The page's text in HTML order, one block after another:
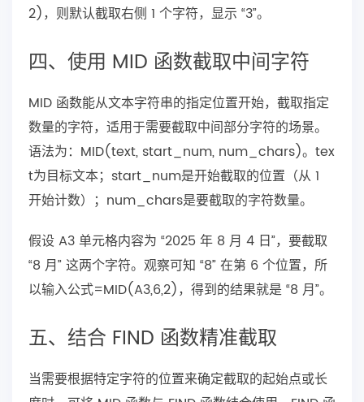
2)，则默认截取右侧 1 个字符，显示 “3”。
四、使用 MID 函数截取中间字符
MID 函数能从文本字符串的指定位置开始，截取指定
数量的字符，适用于需要截取中间部分字符的场景。
语法为：MID(text, start_num, num_chars)。tex
t为目标文本；start_num是开始截取的位置（从 1
开始计数）；num_chars是要截取的字符数量。
假设 A3 单元格内容为 “2025 年 8 月 4 日”，要截取
“8 月” 这两个字符。观察可知 “8” 在第 6 个位置，所
以输入公式=MID(A3,6,2)，得到的结果就是 “8 月”。
五、结合 FIND 函数精准截取
当需要根据特定字符的位置来确定截取的起始点或长